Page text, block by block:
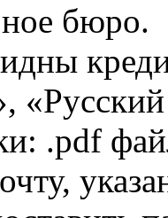
бюро.
.pdf